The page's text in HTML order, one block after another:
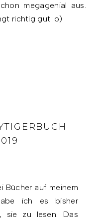
megagenial aus.
richtig gut :o)
Bücher auf meinem
ich es bisher
sie zu lesen. Das